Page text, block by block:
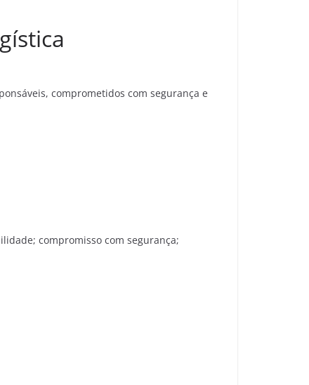
comprometidos com segurança e
compromisso com segurança;